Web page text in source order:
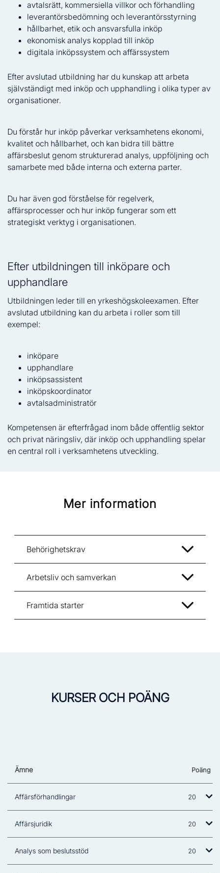
avtalsrätt, kommersiella villkor och förhandling
leverantörsbedömning och leverantörsstyrning
hållbarhet, etik och ansvarsfulla inköp
ekonomisk analys kopplad till inköp
digitala inköpssystem och affärssystem
Efter avslutad utbildning har du kunskap att arbeta
självständigt med inköp och upphandling i olika typer av
organisationer.
Du förstår hur inköp påverkar verksamhetens ekonomi,
kvalitet och hållbarhet, och kan bidra till bättre
affärsbeslut genom strukturerad analys, uppföljning och
samarbete med både interna och externa parter.
Du har även god förståelse för regelverk,
affärsprocesser och hur inköp fungerar som ett
strategiskt verktyg i organisationen.
Efter utbildningen till inköpare och
upphandlare
Utbildningen leder till en yrkeshögskoleexamen. Efter
avslutad utbildning kan du arbeta i roller som till
exempel:
inköpare
upphandlare
inköpsassistent
inköpskoordinator
avtalsadministratör
Kompetensen är efterfrågad inom både offentlig sektor
och privat näringsliv, där inköp och upphandling spelar
en central roll i verksamhetens utveckling.
Mer information
Behörighetskrav
Arbetsliv och samverkan
Framtida starter
KURSER OCH POÄNG
Ämne Poäng
Affärsförhandlingar 20
Affärsjuridik 20
Analys som beslutsstöd 20